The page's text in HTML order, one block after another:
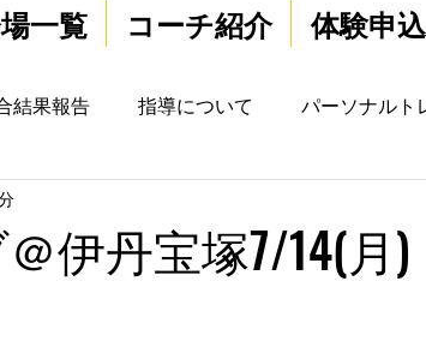
一覧 コーチ紹介 体験申込
結果報告 指導について パーソナルト
伊丹宝塚7/14(月)